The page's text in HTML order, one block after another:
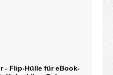
- Flip-Hülle für eBook-